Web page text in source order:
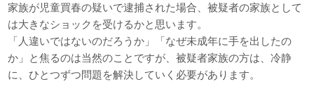
家族が児童買春の疑いで逮捕された場合、被疑者の家族として
は大きなショックを受けるかと思います。
「人違いではないのだろうか」「なぜ未成年に手を出したの
か」と焦るのは当然のことですが、被疑者家族の方は、冷静
に、ひとつずつ問題を解決していく必要があります。